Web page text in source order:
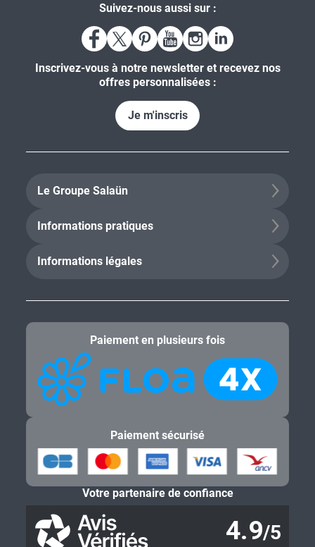
Suivez-nous aussi sur :
Inscrivez-vous à notre newsletter et recevez nos
offres personnalisées :
Je m'inscris
Le Groupe Salaün
Informations pratiques
Informations légales
Paiement en plusieurs fois
Paiement sécurisé
Votre partenaire de confiance